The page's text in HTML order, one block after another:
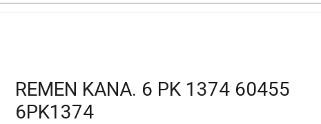
REMEN KANA. 6 PK 1374 60455
6PK1374